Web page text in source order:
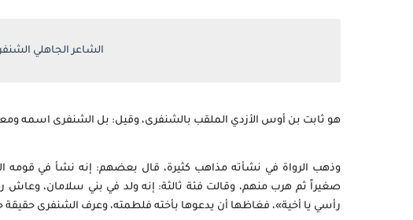
الشاعر الجاهلي
هو ثابت بن أوس الأزدي الملقب بالشنفرى، وقيل: بل الشنفرى اسمه
وذهب الرواة في نشأته مذاهب كثيرة، قال بعضهم: إنه نشأ في قومه
صغيراً ثم هرب منهم، وقالت فئة ثالثة: إنه ولد في بني سلامان، وعاش
رأسي يا أخية»، فغاظها أن يدعوها بأخته فلطمته، وعرف الشنفرى حقيقة